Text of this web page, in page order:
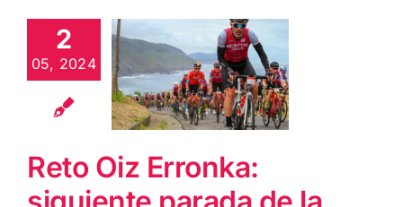
2
05, 2024
Reto Oiz
Erronka:
siguiente
parada de la
Zikloturista
Reto Oiz Erronka: